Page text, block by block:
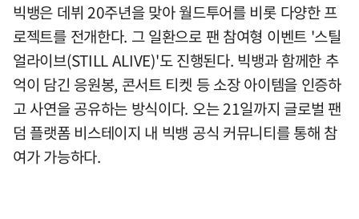
빅뱅은 데뷔 20주년을 맞아 월드투어를 비롯 다양한 프
로젝트를 전개한다. 그 일환으로 팬 참여형 이벤트 '스틸
얼라이브(STILL ALIVE)'도 진행된다. 빅뱅과 함께한 추
억이 담긴 응원봉, 콘서트 티켓 등 소장 아이템을 인증하
고 사연을 공유하는 방식이다. 오는 21일까지 글로벌 팬
덤 플랫폼 비스테이지 내 빅뱅 공식 커뮤니티를 통해 참
여가 가능하다.